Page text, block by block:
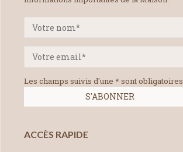
Les champs suivis d'une * sont obligatoires
ACCÈS RAPIDE